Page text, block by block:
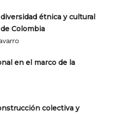
étnica y cultural
Colombia
en el marco de la
colectiva y